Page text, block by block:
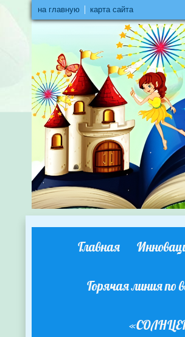
на главную карта сайта
Главная
Горячая линия